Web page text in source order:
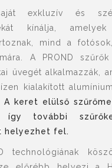
exkluzív és
kínálja, amelyek
mind a
A PROND
üvegét alkalmazzák,
kialakított
A keret elülső
így további
helyezhet fel.
technológiának